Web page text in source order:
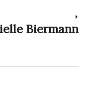
Biermann